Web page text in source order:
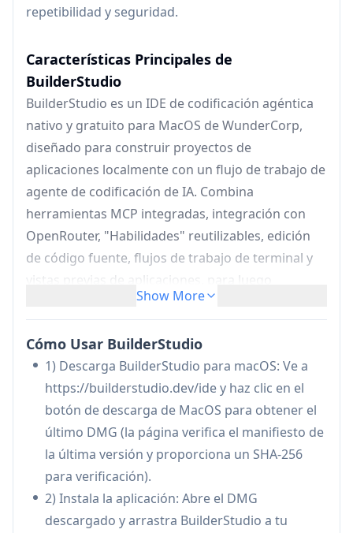
repetibilidad y seguridad.
Características Principales de
BuilderStudio
BuilderStudio es un IDE de codificación agéntica
nativo y gratuito para MacOS de WunderCorp,
diseñado para construir proyectos de
aplicaciones localmente con un flujo de trabajo de
agente de codificación de IA. Combina
herramientas MCP integradas, integración con
OpenRouter, "Habilidades" reutilizables, edición
de código fuente, flujos de trabajo de terminal y
vistas previas de aplicaciones, para luego
permitirle empaquetar un paquete de código
fuente "sanitizado" para una entrega de
implementación segura a un plano de control
separado. También enfatiza la seguridad para
ejecutar código recién generado a través de vistas
previas en contenedores (Docker), cuarentena del
espacio de trabajo y monitoreo opcional de la
cadena de suministro para instalaciones de
dependencias frontend.
IDE agéntico nativo de MacOS:Un espacio de
trabajo de escritorio enfocado para pasar de la
Show More
Cómo Usar BuilderStudio
1) Descarga BuilderStudio para macOS: Ve a
https://builderstudio.dev/ide y haz clic en el
botón de descarga de MacOS para obtener el
último DMG (la página verifica el manifiesto de
la última versión y proporciona un SHA-256
para verificación).
2) Instala la aplicación: Abre el DMG
descargado y arrastra BuilderStudio a tu